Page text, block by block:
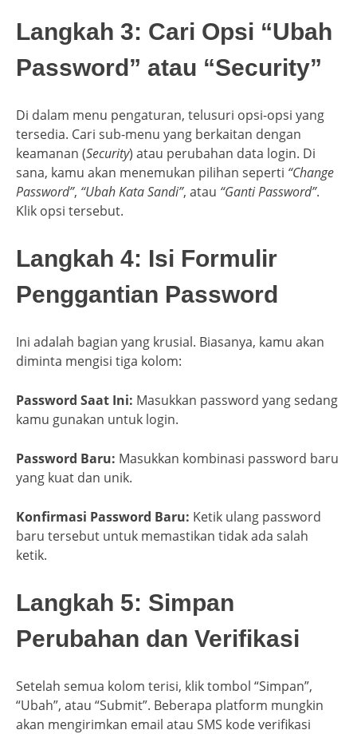
Langkah 3: Cari Opsi “Ubah
Password” atau “Security”
Di dalam menu pengaturan, telusuri opsi-opsi yang
tersedia. Cari sub-menu yang berkaitan dengan
keamanan (Security) atau perubahan data login. Di
sana, kamu akan menemukan pilihan seperti “Change
Password”, “Ubah Kata Sandi”, atau “Ganti Password”.
Klik opsi tersebut.
Langkah 4: Isi Formulir
Penggantian Password
Ini adalah bagian yang krusial. Biasanya, kamu akan
diminta mengisi tiga kolom:
Password Saat Ini: Masukkan password yang sedang
kamu gunakan untuk login.
Password Baru: Masukkan kombinasi password baru
yang kuat dan unik.
Konfirmasi Password Baru: Ketik ulang password
baru tersebut untuk memastikan tidak ada salah
ketik.
Langkah 5: Simpan
Perubahan dan Verifikasi
Setelah semua kolom terisi, klik tombol “Simpan”,
“Ubah”, atau “Submit”. Beberapa platform mungkin
akan mengirimkan email atau SMS kode verifikasi